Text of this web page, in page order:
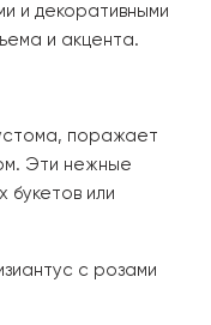
и декоративными
и акцента.
поражает
Эти нежные
букетов или
с розами